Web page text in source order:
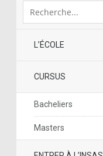
L’ÉCOLE
CURSUS
Bacheliers
Masters